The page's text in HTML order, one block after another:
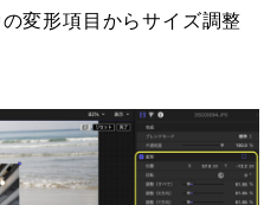
変形項目からサイズ調整